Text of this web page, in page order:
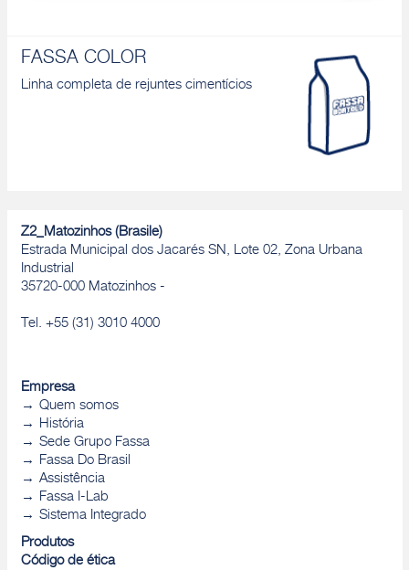
FASSA COLOR
Linha completa de rejuntes cimentícios
Z2_Matozinhos (Brasile)
Estrada Municipal dos Jacarés SN, Lote 02, Zona Urbana
Industrial
35720-000 Matozinhos -
Tel. +55 (31) 3010 4000
Empresa
Quem somos
História
Sede Grupo Fassa
Fassa Do Brasil
Assistência
Fassa I-Lab
Sistema Integrado
Produtos
Código de ética